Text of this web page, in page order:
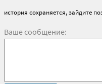
история сохраняется, зайдите
Ваше сообщение: